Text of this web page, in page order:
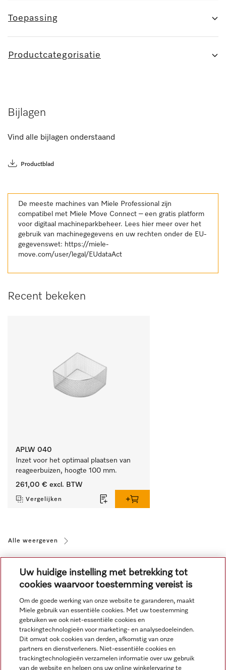
Toepassing
Productcategorisatie
Bijlagen
Vind alle bijlagen onderstaand
Productblad
De meeste machines van Miele Professional zijn
compatibel met Miele Move Connect – een gratis platform
voor digitaal machineparkbeheer. Lees hier meer over het
gebruik van machinegegevens en uw rechten onder de EU-
gegevenswet: https://miele-
move.com/user/legal/EUdataAct
Recent bekeken
APLW 040
Inzet voor het optimaal plaatsen van
reageerbuizen, hoogte 100 mm.
261,00 € excl. BTW
Vergelijken
Alle weergeven
Navigatie
Service
Uw huidige instelling met betrekking tot
cookies waarvoor toestemming vereist is
Om de goede werking van onze website te garanderen, maakt
Miele gebruik van essentiële cookies. Met uw toestemming
gebruiken we ook niet-essentiële cookies en
trackingtechnologieën voor marketing- en analysedoeleinden.
Dit omvat ook cookies van derden, afkomstig van onze
partners en dienstverleners. Niet-essentiële cookies en
trackingtechnologieën verzamelen informatie over uw gebruik
van de website en helpen ons uw online winkelervaring te